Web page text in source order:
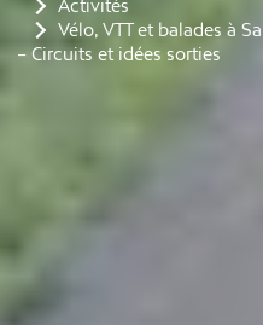
Activités
Vélo, VTT et balades à
– Circuits et idées sorties